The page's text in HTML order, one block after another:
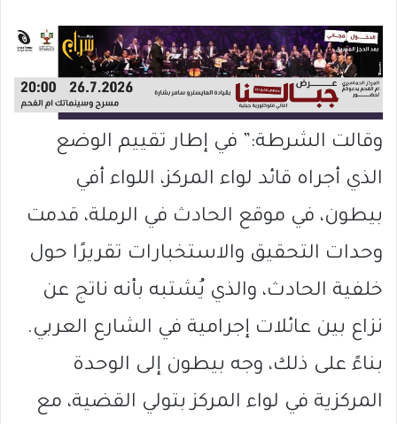
وقالت الشرطة:” في إطار تقييم الوضع
الذي أجراه قائد لواء المركز، اللواء أفي
بيطون، في موقع الحادث في الرملة، قدمت
وحدات التحقيق والاستخبارات تقريرًا حول
خلفية الحادث، والذي يُشتبه بأنه ناتج عن
نزاع بين عائلات إجرامية في الشارع العربي.
بناءً على ذلك، وجه بيطون إلى الوحدة
المركزية في لواء المركز بتولي القضية، مع